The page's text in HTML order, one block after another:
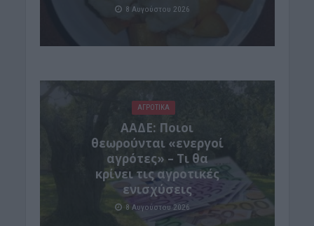
8 Αυγούστου 2026
ΑΓΡΟΤΙΚΑ
ΑΑΔΕ: Ποιοι
θεωρούνται «ενεργοί
αγρότες» – Τι θα
κρίνει τις αγροτικές
ενισχύσεις
8 Αυγούστου 2026